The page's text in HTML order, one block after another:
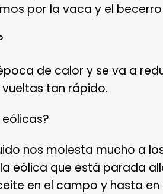
por la vaca y el
de calor y se va a
tan rápido.
nos molesta mucho a
eólica que está parada
en el campo y hasta en